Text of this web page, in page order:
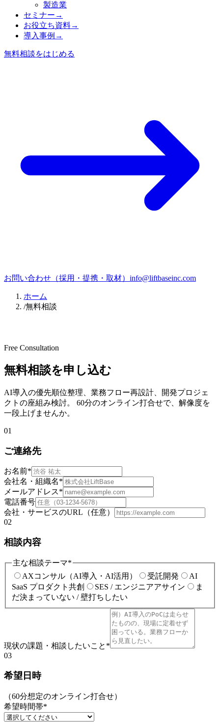
製造業
セミナー →
お役立ち資料→
導入事例 →
無料相談をはじめる
お問い合わせ（採用・提携・取材） info@liftbaseinc.com
ホーム
/無料相談
Free Consultation
無料相談を申し込む
AI導入の優先順位整理、業務フロー再設計、開発プロジェ
クトの座組み検討。 60分のオンライン打合せで、解像度を
一段上げませんか。
01
ご連絡先
お名前*
会社名・組織名*
メールアドレス*
電話番号
会社・サービスのURL（任意）
02
相談内容
主な相談テーマ*
AXコンサル（AI導入・AI活用）
受託開発
AI
SaaS プロダクト共創
SES / エンジニアアサイン
ま
だ決まっていない / 壁打ちしたい
現状の課題・相談したいこと *
03
希望日時
（60分想定のオンライン打合せ）
希望時間帯*